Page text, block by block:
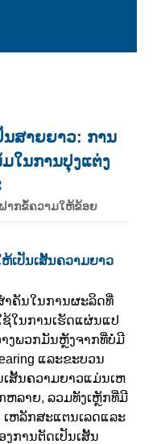
ນສາຍຍາວ: ການ
ໃນການປຸງແຕ່ງ
ຝາກຂໍ້ຄວາມໃຫ້ຂ້ອຍ
ເປັນເສັ້ນຄວາມຍາວ
າຄັນໃນການຜະລິດທີ່
ໃນການເຮັດແຜ່ນແປ
ງພວກມັນຫຼັງຈາກທີ່ບໍ່ມີ
ແລະຂະບວນ
ສັ້ນຄວາມຍາວແມ່ນເຫ
ລາຍ, ລວມທັງເຫຼັກທີ່ມີ
ເຫລັກສະແຕນເລດແລະ
ການຕັດເປັນເສັ້ນ